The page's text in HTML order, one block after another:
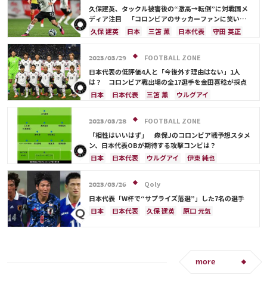
日本代表
権田 修一 谷 晃生
吉田 麻也
浅野 拓磨
守田 英正 板倉 滉
大迫 勇也
町野 修斗
久保建英、タックル被害後の“激高→転倒”に対戦国メ
ディア注目 「コロンビアのサッカーファンに笑いを
巻き起こした」
久保 建英 日本 三笘 薫 日本代表
守田 英正
町野 修斗
2023/03/29
FOOTBALL ZONE
日本代表の低評価4人と「今後外す理由はない」1人
は？ コロンビア戦出場の全17選手を金田喜稔が採点
日本
日本代表 三笘 薫
ウルグアイ
久保 建英
堂安 律 遠藤 航
町野 修斗
シュミット・ダニエル
守田 英正
酒井 宏樹
板倉 滉
前田 大然 伊藤 洋輝
2023/03/28
FOOTBALL ZONE
「相性はいいはず」 森保Jのコロンビア戦予想スタメ
ン、日本代表OBが期待する攻撃コンビは？
日本
日本代表 ウルグアイ
伊東 純也
シュミット・ダニエル
久保 建英
2023/03/26
Qoly
日本代表「W杯で“サプライズ落選”」した7名の選手
日本
日本代表 久保 建英
原口 元気
more